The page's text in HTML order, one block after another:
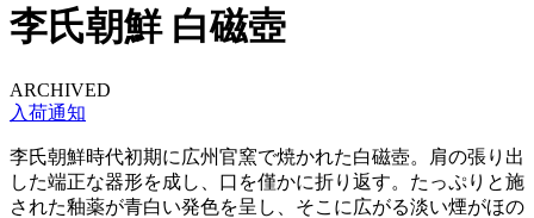
李氏朝鮮 白磁壺
ARCHIVED
入荷通知
李氏朝鮮時代初期に広州官窯で焼かれた白磁壺。肩の張り出
した端正な器形を成し、口を僅かに折り返す。たっぷりと施
された釉薬が青白い発色を呈し、そこに広がる淡い煙がほの